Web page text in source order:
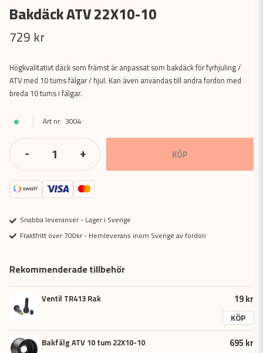
Bakdäck ATV 22X10-10
729 kr
Högkvalitativt däck som främst är anpassat som bakdäck för fyrhjuling /
ATV med 10 tums fälgar / hjul. Kan även användas till andra fordon med
breda 10 tums i fälgar.
3004
- + KÖP
Snabba leveranser - Lager i Sverige
Fraktfritt över 700kr - Hemleverans inom Sverige av fordon
Rekommenderade tillbehör
Ventil TR413 Rak 19 kr
KÖP
Bakfälg ATV 10 tum 22X10-10
695 kr